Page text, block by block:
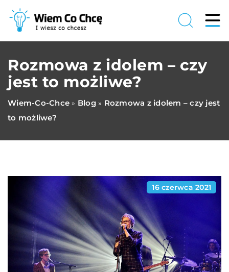
Rozmowa z idolem – czy
jest to możliwe?
Wiem-Co-Chce » Blog» Rozmowa z idolem – czy jest
to możliwe?
16 czerwca 2021